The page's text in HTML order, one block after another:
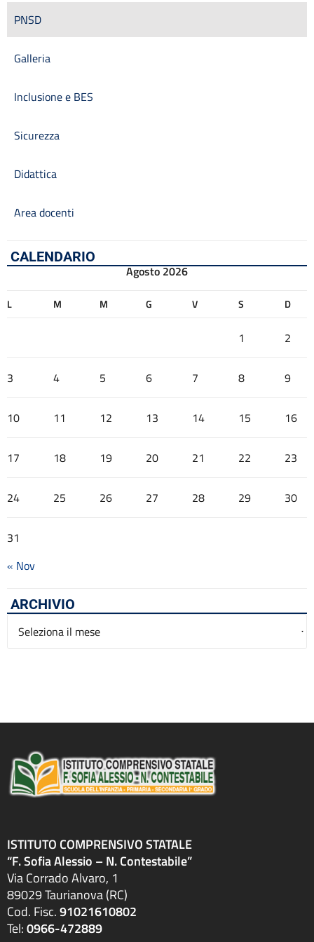
PNSD
Galleria
Inclusione e BES
Sicurezza
Didattica
Area docenti
CALENDARIO
Agosto 2026
L M M G V S D
1 2
3 4 5 6 7 8 9
10 11 12 13 14 15 16
17 18 19 20 21 22 23
24 25 26 27 28 29 30
31
« Nov
ARCHIVIO
Archivio
ISTITUTO COMPRENSIVO STATALE
“F. Sofia Alessio – N. Contestabile”
Via Corrado Alvaro, 1
89029 Taurianova (RC)
Cod. Fisc.91021610802
Tel:0966-472889